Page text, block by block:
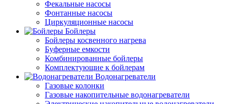
Фекальные насосы
Фонтанные насосы
Циркуляционные насосы
Бойлеры
Бойлеры косвенного нагрева
Буферные емкости
Комбинированные бойлеры
Комплектующие к бойлерам
Водонагреватели
Газовые колонки
Газовые накопительные водонагреватели